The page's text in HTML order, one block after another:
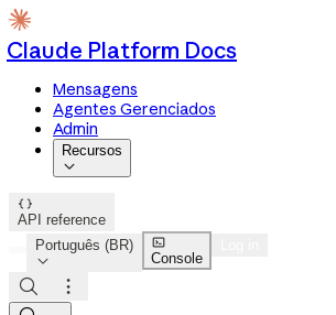
Claude Platform Docs
Mensagens
Agentes Gerenciados
Admin
Recursos


API reference
Português (BR)


Console

